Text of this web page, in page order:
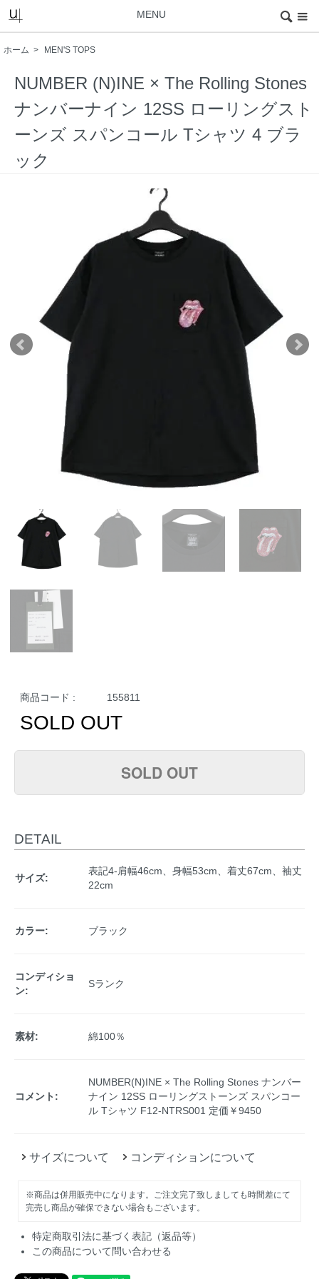
MENU
ホーム > MEN'S TOPS
NUMBER (N)INE × The Rolling Stones
ナンバーナイン 12SS ローリングスト
ーンズ スパンコール Tシャツ 4 ブラ
ック
商品コード : 155811
SOLD OUT
SOLD OUT
DETAIL
サイズ:
表記4-肩幅46cm、身幅53cm、着丈67cm、袖丈
22cm
カラー: ブラック
コンディショ
ン:
Sランク
素材: 綿100％
コメント:
NUMBER(N)INE × The Rolling Stones ナンバー
ナイン 12SS ローリングストーンズ スパンコー
ル Tシャツ F12-NTRS001 定価￥9450
サイズについて コンディションについて
※商品は併用販売中になります。ご注文完了致しましても時間差にて
完売し商品が確保できない場合もございます。
特定商取引法に基づく表記（返品等）
この商品について問い合わせる